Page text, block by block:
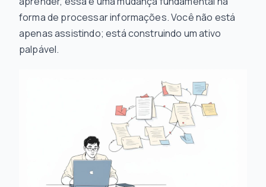
forma de processar informações. Você não está
apenas assistindo; está construindo um ativo
palpável.